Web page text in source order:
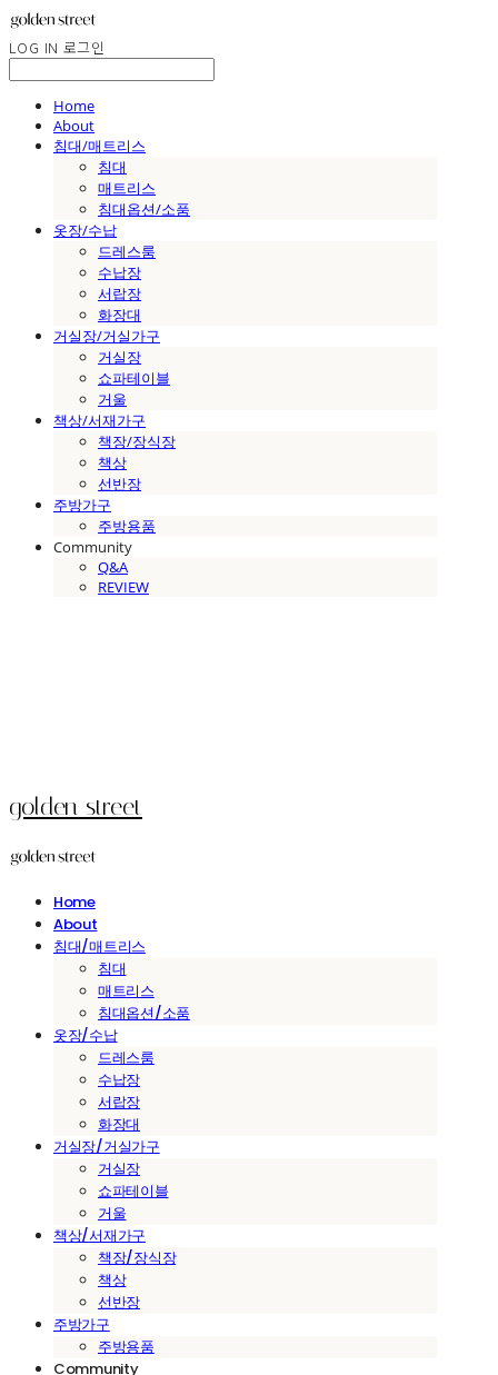
LOG IN 로그인
Home
About
침대/매트리스
침대
매트리스
침대옵션/소품
옷장/수납
드레스룸
수납장
서랍장
화장대
거실장/거실가구
거실장
쇼파테이블
거울
책상/서재가구
책장/장식장
책상
선반장
주방가구
주방용품
Community
Q&A
REVIEW
golden street
Home
About
침대/매트리스
침대
매트리스
침대옵션/소품
옷장/수납
드레스룸
수납장
서랍장
화장대
거실장/거실가구
거실장
쇼파테이블
거울
책상/서재가구
책장/장식장
책상
선반장
주방가구
주방용품
Community